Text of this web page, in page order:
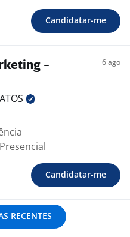
Candidatar-me
-
6 ago
Presencial
Candidatar-me
RECENTES